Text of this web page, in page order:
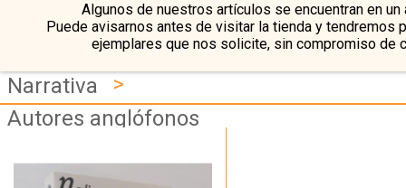
Algunos de nuestros artículos se encuentran en un
Puede avisarnos antes de visitar la tienda y tendremos
ejemplares que nos solicite, sin compromiso de
Narrativa
>
Autores anglófonos